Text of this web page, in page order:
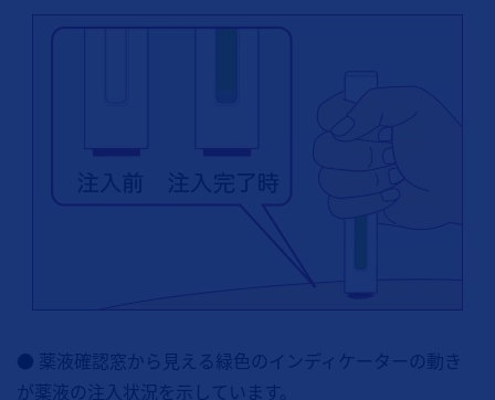
● 薬液確認窓から見える緑色のインディケーターの動き
が薬液の注入状況を示しています。